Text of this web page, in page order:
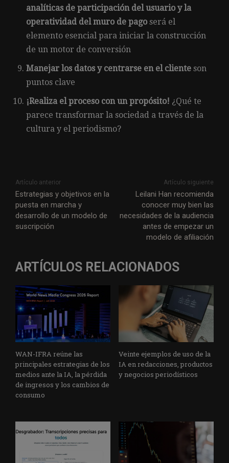
analíticas de participación del usuario y la
operatividad del muro de pago será el
elemento esencial para iniciar la construcción
de un motor de conversión
Manejar los datos y centrarse en el cliente son
puntos clave
¡Realiza el proceso con un propósito! ¿Qué te
parece transformar la sociedad a través de la
cultura y el periodismo?
Artículo anterior
Estrategias y objetivos en la
puesta en marcha y
desarrollo de un modelo de
suscripción
Artículo siguiente
Leilani Han recomienda
conocer muy bien las
necesidades de la audiencia
antes de empezar un
modelo de afiliación
ARTÍCULOS RELACIONADOS
WAN-IFRA reúne las
principales estrategias de los
medios ante la IA, la pérdida
de ingresos y los cambios de
consumo
Veinte ejemplos de uso de la
IA en redacciones, productos
y negocios periodísticos